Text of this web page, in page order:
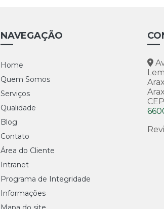
NAVEGAÇÃO
Home
Quem Somos
Serviços
Qualidade
Blog
Contato
Área do Cliente
Intranet
Programa de Integridade
Informações